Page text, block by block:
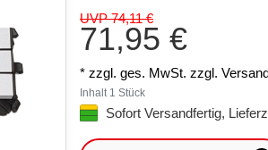
UVP 74,11 €
71,95 €
* zzgl. ges. MwSt. zzgl.
Inhalt 1 Stück
Sofort Versandfertig,